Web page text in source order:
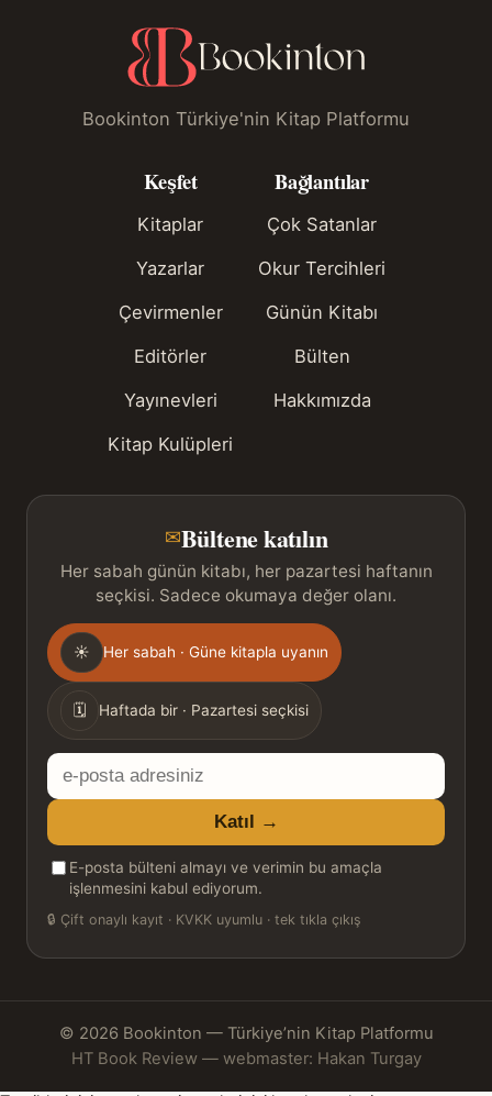
Bookinton Türkiye'nin Kitap Platformu
Keşfet
Kitaplar
Yazarlar
Çevirmenler
Editörler
Yayınevleri
Kitap Kulüpleri
Bağlantılar
Çok Satanlar
Okur Tercihleri
Günün Kitabı
Bülten
Hakkımızda
✉Bültene katılın
Her sabah günün kitabı, her pazartesi haftanın
seçkisi. Sadece okumaya değer olanı.
Gönderim
sıklığı
☀ Her sabah · Güne kitapla uyanın
🗓 Haftada bir · Pazartesi seçkisi
E-
posta
adresiniz
Katıl →
E-posta bülteni almayı ve verimin bu amaçla
işlenmesini kabul ediyorum.
🔒 Çift onaylı kayıt · KVKK uyumlu · tek tıkla çıkış
© 2026 Bookinton — Türkiye’nin Kitap Platformu
HT Book Review — webmaster: Hakan Turgay